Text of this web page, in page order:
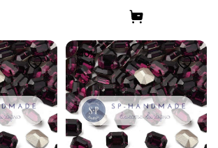
-40%